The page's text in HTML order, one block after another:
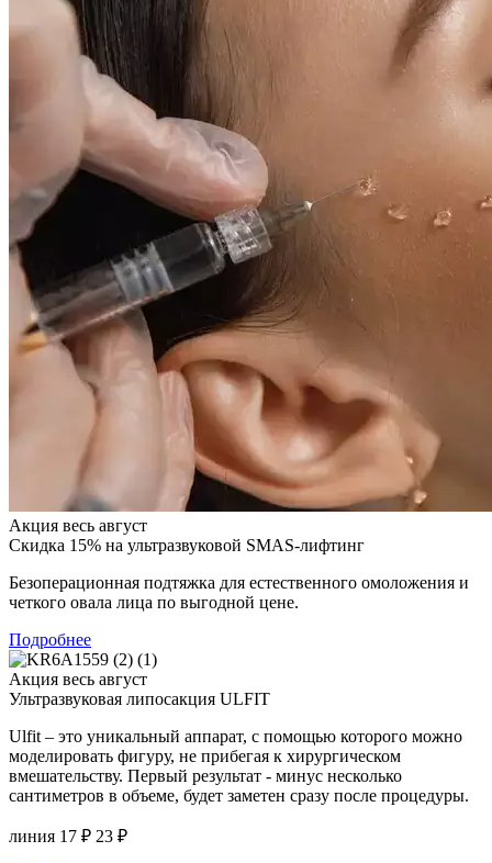
Акция весь август
Скидка 15% на ультразвуковой SMAS-лифтинг
Безоперационная подтяжка для естественного омоложения и
четкого овала лица по выгодной цене.
Подробнее
Акция весь август
Ультразвуковая липосакция ULFIT
Ulfit – это уникальный аппарат, с помощью которого можно
моделировать фигуру, не прибегая к хирургическом
вмешательству. Первый результат - минус несколько
сантиметров в объеме, будет заметен сразу после процедуры.
линия 17 ₽ 23 ₽